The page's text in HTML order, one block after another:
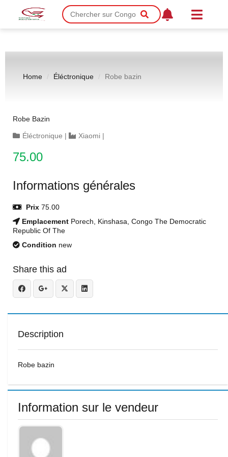
Home Éléctronique Robe bazin
Robe Bazin
Éléctronique | Xiaomi |
75.00
Informations générales
Prix 75.00
Emplacement Porech, Kinshasa, Congo The Democratic
Republic Of The
Condition new
Share this ad
Description
Robe bazin
Information sur le vendeur